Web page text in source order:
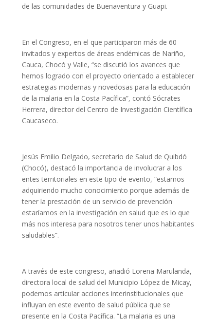
de las comunidades de Buenaventura y Guapi.
En el Congreso, en el que participaron más de 60
invitados y expertos de áreas endémicas de Nariño,
Cauca, Chocó y Valle, “se discutió los avances que
hemos logrado con el proyecto orientado a establecer
estrategias modernas y novedosas para la educación
de la malaria en la Costa Pacífica”, contó Sócrates
Herrera, director del Centro de Investigación Científica
Caucaseco.
Jesús Emilio Delgado, secretario de Salud de Quibdó
(Chocó), destacó la importancia de involucrar a los
entes territoriales en este tipo de evento, “estamos
adquiriendo mucho conocimiento porque además de
tener la prestación de un servicio de prevención
estaríamos en la investigación en salud que es lo que
más nos interesa para nosotros tener unos habitantes
saludables”.
A través de este congreso, añadió Lorena Marulanda,
directora local de salud del Municipio López de Micay,
podemos articular acciones interinstitucionales que
influyan en este evento de salud pública que se
presente en la Costa Pacífica. “La malaria es una